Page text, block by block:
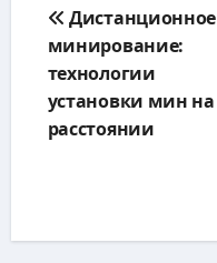
по
записям
Дистанционное
минирование:
технологии
установки мин на
расстоянии